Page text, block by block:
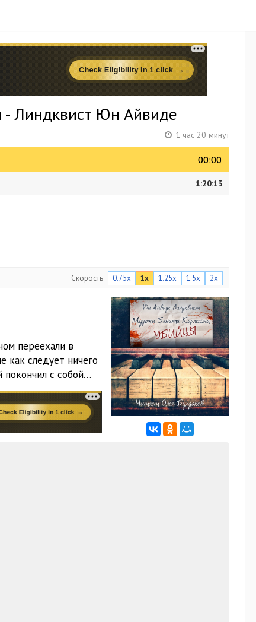
- Линдквист Юн Айвиде
1 час 20 минут
00:00
00:00
1:20:13
Скорость 0.75x 1x 1.25x 1.5x 2x
переехали в
как следует ничего
покончил с собой…